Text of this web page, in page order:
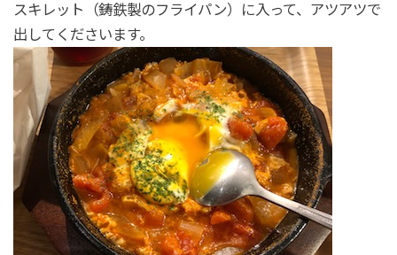
スキレット（鋳鉄製のフライパン）に入って、アツアツで
出してくださいます。